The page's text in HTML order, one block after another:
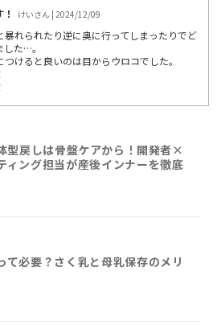
けいさん | 2024/12/09
れられたり逆に奥に行ってしまったりでど
た…。
けると良いのは目からウロコでした。
型戻しは骨盤ケアから！開発者×
ィング担当が産後インナーを徹底
て必要？さく乳と母乳保存のメリ